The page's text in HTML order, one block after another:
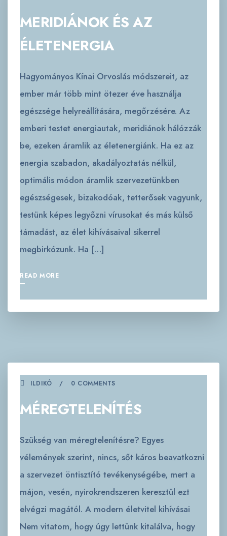
MERIDIÁNOK ÉS AZ
ÉLETENERGIA
Hagyományos Kínai Orvoslás módszereit, az
ember már több mint ötezer éve használja
egészsége helyreállítására, megőrzésére. Az
emberi testet energiautak, meridiánok hálózzák
be, ezeken áramlik az életenergiánk. Ha ez az
energia szabadon, akadályoztatás nélkül,
optimális módon áramlik szervezetünkben
egészségesek, bizakodóak, tetterősek vagyunk,
testünk képes legyőzni vírusokat és más külső
támadást, az élet kihívásaival sikerrel
megbirkózunk. Ha […]
READ MORE
ILDIKÓ 0 COMMENTS
MÉREGTELENÍTÉS
Szükség van méregtelenítésre? Egyes
vélemények szerint, nincs, sőt káros beavatkozni
a szervezet öntisztító tevékenységébe, mert a
májon, vesén, nyirokrendszeren keresztül ezt
elvégzi magától. A modern életvitel kihívásai
Nem vitatom, hogy úgy lettünk kitalálva, hogy